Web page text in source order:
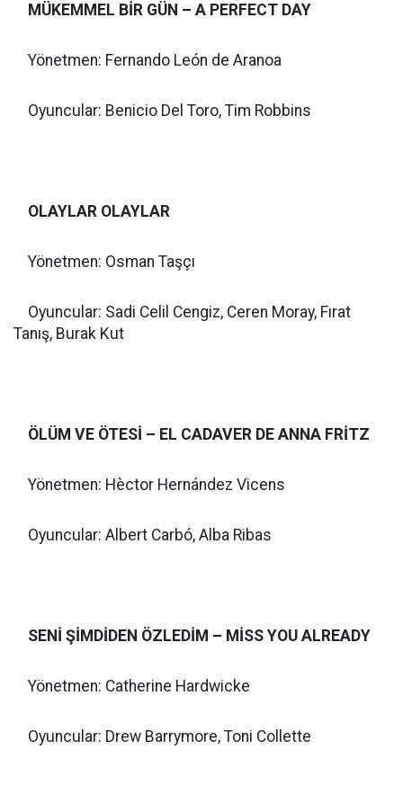
MÜKEMMEL BİR GÜN – A PERFECT DAY
Yönetmen: Fernando León de Aranoa
Oyuncular: Benicio Del Toro, Tim Robbins
OLAYLAR OLAYLAR
Yönetmen: Osman Taşçı
Oyuncular: Sadi Celil Cengiz, Ceren Moray, Fırat
Tanış, Burak Kut
ÖLÜM VE ÖTESİ – EL CADAVER DE ANNA FRİTZ
Yönetmen: Hèctor Hernández Vicens
Oyuncular: Albert Carbó, Alba Ribas
SENİ ŞİMDİDEN ÖZLEDİM – MİSS YOU ALREADY
Yönetmen: Catherine Hardwicke
Oyuncular: Drew Barrymore, Toni Collette